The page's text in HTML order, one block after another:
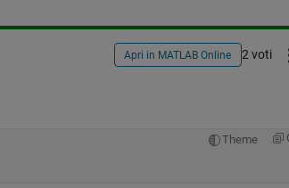
Apri in MATLAB Online 2 voti
Theme